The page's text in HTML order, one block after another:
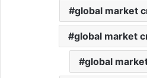
global market
global market
global